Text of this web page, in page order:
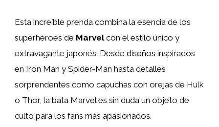
Esta increíble prenda combina la esencia de los
superhéroes de Marvelcon el estilo único y
extravagante japonés. Desde diseños inspirados
en Iron Man y Spider-Man hasta detalles
sorprendentes como capuchas con orejas de Hulk
o Thor, la bata Marvel es sin duda un objeto de
culto para los fans más apasionados.